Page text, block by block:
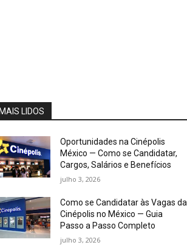
MAIS LIDOS
Oportunidades na Cinépolis
México — Como se Candidatar,
Cargos, Salários e Benefícios
julho 3, 2026
Como se Candidatar às Vagas da
Cinépolis no México — Guia
Passo a Passo Completo
julho 3, 2026